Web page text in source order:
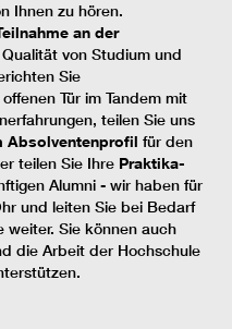
Ihnen zu hören.
an der
von Studium und
Sie
Tür im Tandem mit
teilen Sie uns
Absolventenprofil für den
teilen Sie Ihre Praktika-
Alumni - wir haben für
und leiten Sie bei Bedarf
Sie können auch
die Arbeit der Hochschule